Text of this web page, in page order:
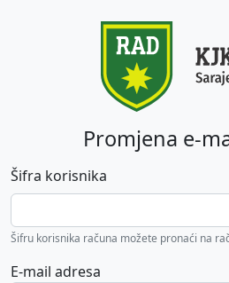
Promjena e-
Šifra korisnika
Šifru korisnika računa možete pronaći na
E-mail adresa